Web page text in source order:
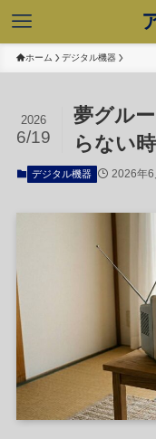
ホーム デジタル機器
夢グル
らない
2026
6/19
デジタル機器 2026年6